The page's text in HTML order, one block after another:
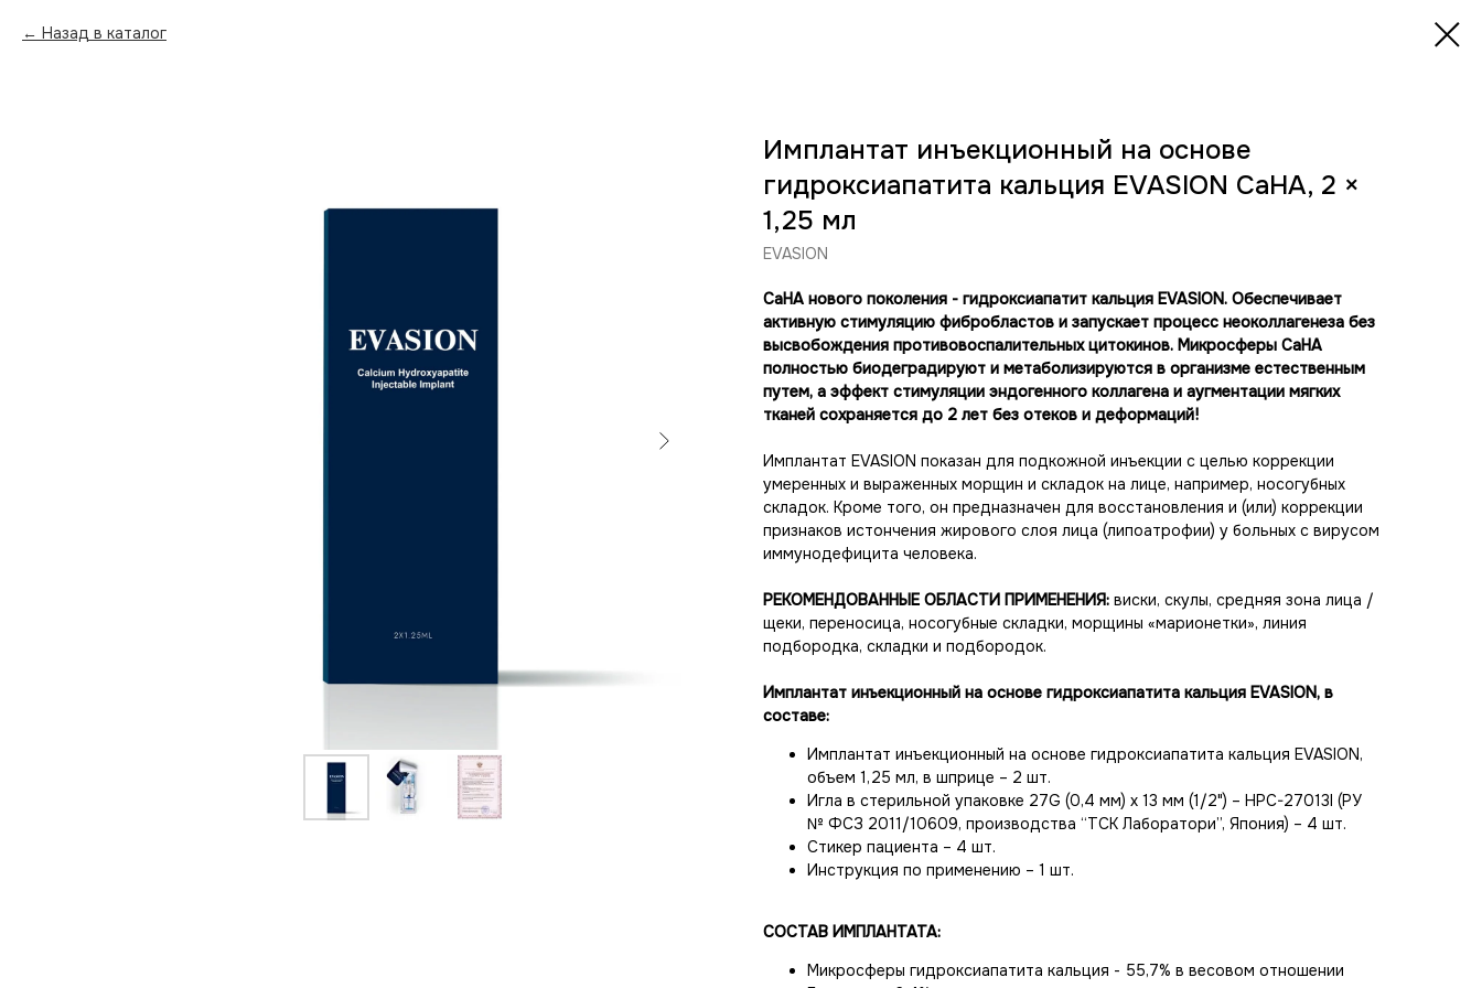
Назад в каталог
Имплантат инъекционный на основе
гидроксиапатита кальция EVASION CaHA, 2 ×
1,25 мл
EVASION
CaHA нового поколения - гидроксиапатит кальция EVASION. Обеспечивает
активную стимуляцию фибробластов и запускает процесс неоколлагенеза без
высвобождения противовоспалительных цитокинов. Микросферы СаНА
полностью биодеградируют и метаболизируются в организме естественным
путем, а эффект стимуляции эндогенного коллагена и аугментации мягких
тканей сохраняется до 2 лет без отеков и деформаций!
Имплантат EVASION показан для подкожной инъекции с целью коррекции
умеренных и выраженных морщин и складок на лице, например, носогубных
складок. Кроме того, он предназначен для восстановления и (или) коррекции
признаков истончения жирового слоя лица (липоатрофии) у больных с вирусом
иммунодефицита человека.
РЕКОМЕНДОВАННЫЕ ОБЛАСТИ ПРИМЕНЕНИЯ: виски, скулы, средняя зона лица /
щеки, переносица, носогубные складки, морщины «марионетки», линия
подбородка, складки и подбородок.
Имплантат инъекционный на основе гидроксиапатита кальция EVASION, в
составе:
Имплантат инъекционный на основе гидроксиапатита кальция EVASION,
объем 1,25 мл, в шприце – 2 шт.
Игла в стерильной упаковке 27G (0,4 мм) х 13 мм (1/2") – HPC-27013I (РУ
№ ФСЗ 2011/10609, производства “ТСК Лаборатори”, Япония) – 4 шт.
Стикер пациента – 4 шт.
Инструкция по применению – 1 шт.
СОСТАВ ИМПЛАНТАТА:
Микросферы гидроксиапатита кальция - 55,7% в весовом отношении